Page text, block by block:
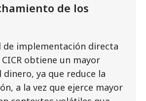
de los
de implementación directa
obtiene un mayor
dinero, ya que reduce la
a la vez que ejerce mayor